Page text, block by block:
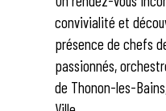
convivialité et
présence de chefs
passionnés,
de Thonon-les-